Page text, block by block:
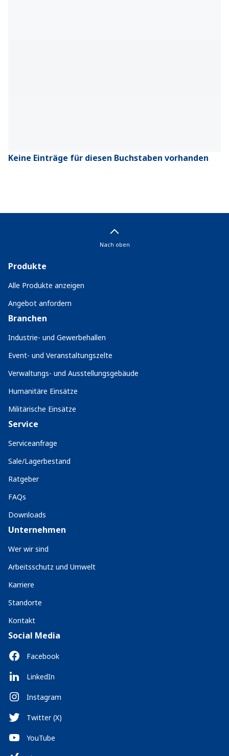
Keine Einträge für diesen Buchstaben vorhanden
Nach oben
Produkte
Alle Produkte anzeigen
Angebot anfordern
Branchen
Industrie- und Gewerbehallen
Event- und Veranstaltungszelte
Verwaltungs- und Ausstellungsgebäude
Humanitäre Einsätze
Militärische Einsätze
Service
Serviceanfrage
Sale/Lagerbestand
Ratgeber
FAQs
Downloads
Unternehmen
Wer wir sind
Arbeitsschutz und Umwelt
Karriere
Standorte
Kontakt
Social Media
Facebook
LinkedIn
Instagram
Twitter (X)
YouTube